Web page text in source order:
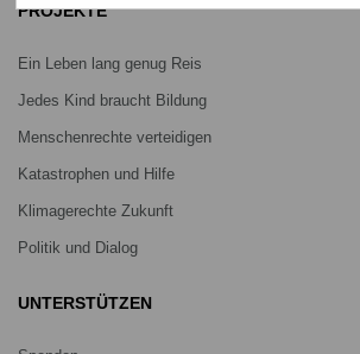
PROJEKTE
Ein Leben lang genug Reis
Jedes Kind braucht Bildung
Menschenrechte verteidigen
Katastrophen und Hilfe
Klimagerechte Zukunft
Politik und Dialog
UNTERSTÜTZEN